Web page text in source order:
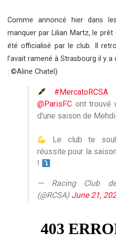
Comme annoncé hier dans
manquer par Lilian Martz, le prêt
été officialisé par le club. Il
l’avait ramené à Strasbourg il y
: ©Aline Chatel)
#MercatoRCSA|
@ParisFC ont trouvé
d'une saison de Mehdi
Le club te
réussite pour la
!
— Racing Club de
(@RCSA) June 21,